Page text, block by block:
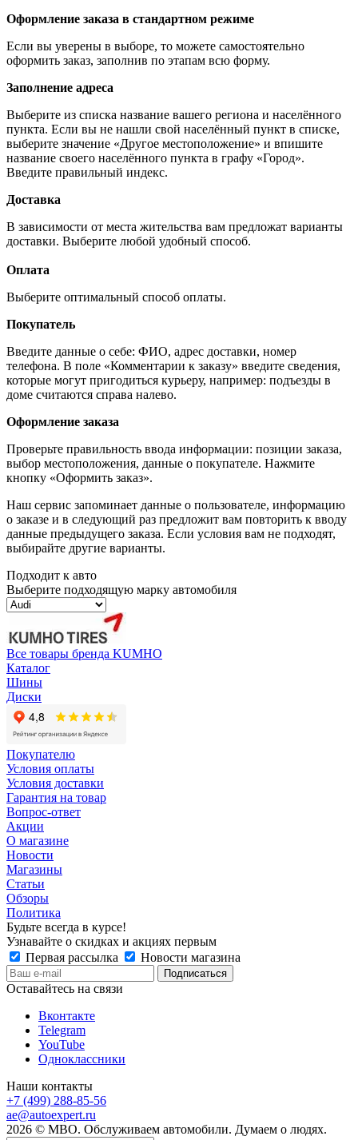
Оформление заказа в стандартном режиме
Если вы уверены в выборе, то можете самостоятельно
оформить заказ, заполнив по этапам всю форму.
Заполнение адреса
Выберите из списка название вашего региона и населённого
пункта. Если вы не нашли свой населённый пункт в списке,
выберите значение «Другое местоположение» и впишите
название своего населённого пункта в графу «Город».
Введите правильный индекс.
Доставка
В зависимости от места жительства вам предложат варианты
доставки. Выберите любой удобный способ.
Оплата
Выберите оптимальный способ оплаты.
Покупатель
Введите данные о себе: ФИО, адрес доставки, номер
телефона. В поле «Комментарии к заказу» введите сведения,
которые могут пригодиться курьеру, например: подъезды в
доме считаются справа налево.
Оформление заказа
Проверьте правильность ввода информации: позиции заказа,
выбор местоположения, данные о покупателе. Нажмите
кнопку «Оформить заказ».
Наш сервис запоминает данные о пользователе, информацию
о заказе и в следующий раз предложит вам повторить к вводу
данные предыдущего заказа. Если условия вам не подходят,
выбирайте другие варианты.
Подходит к авто
Выберите подходящую марку автомобиля
Все товары бренда KUMHO
Каталог
Шины
Диски
Покупателю
Условия оплаты
Условия доставки
Гарантия на товар
Вопрос-ответ
Акции
О магазине
Новости
Магазины
Статьи
Обзоры
Политика
Будьте всегда в курсе!
Узнавайте о скидках и акциях первым
Первая рассылка
Новости магазина
Оставайтесь на связи
Вконтакте
Telegram
YouTube
Одноклассники
Наши контакты
+7 (499) 288-85-56
ae@autoexpert.ru
2026 © МВО. Обслуживаем автомобили. Думаем о людях.